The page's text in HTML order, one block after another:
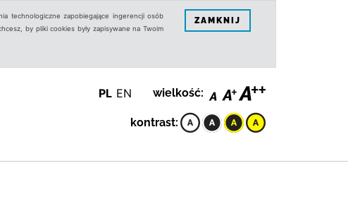
technologiczne zapobiegające ingerencji osób
by pliki cookies były zapisywane na Twoim
ZAMKNIJ
PL EN wielkość:
kontrast: